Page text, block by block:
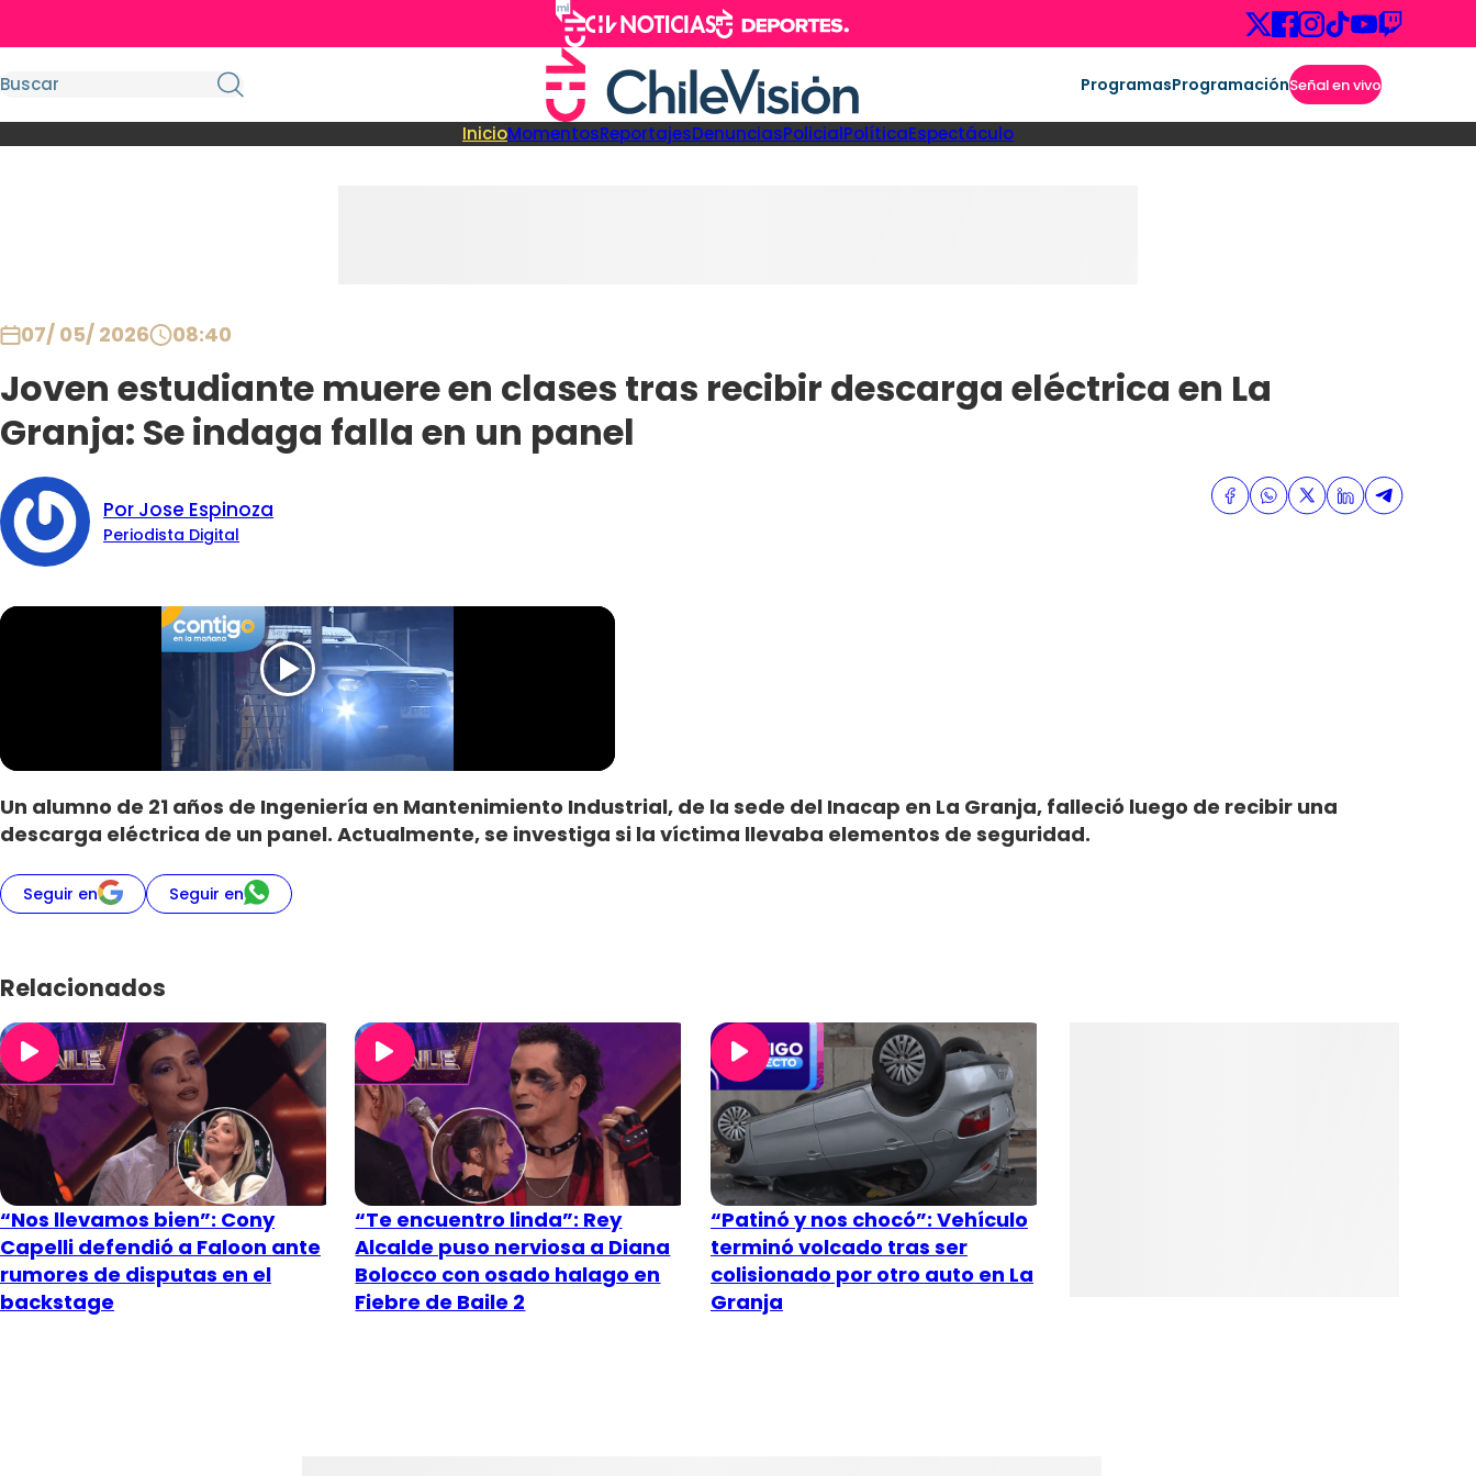
ProgramasProgramaciónSeñal en vivo
InicioMomentosReportajesDenunciasPolicialPolíticaEspectáculo
07/ 05/ 2026 08:40
Joven estudiante muere en clases tras recibir descarga eléctrica en La
Granja: Se indaga falla en un panel
Por Jose Espinoza
Periodista Digital
Un alumno de 21 años de Ingeniería en Mantenimiento Industrial, de la sede del Inacap en La Granja, falleció luego de recibir una
descarga eléctrica de un panel. Actualmente, se investiga si la víctima llevaba elementos de seguridad.
Seguir en Seguir en
Relacionados
“Nos llevamos bien”: Cony
Capelli defendió a Faloon ante
rumores de disputas en el
backstage
“Te encuentro linda”: Rey
Alcalde puso nerviosa a Diana
Bolocco con osado halago en
Fiebre de Baile 2
“Patinó y nos chocó”: Vehículo
terminó volcado tras ser
colisionado por otro auto en La
Granja